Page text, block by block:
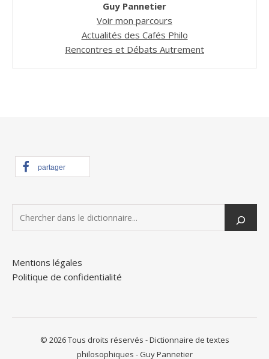
Guy Pannetier
Voir mon parcours
Actualités des Cafés Philo
Rencontres et Débats Autrement
partager
Mentions légales
Politique de confidentialité
© 2026 Tous droits réservés - Dictionnaire de textes
philosophiques - Guy Pannetier